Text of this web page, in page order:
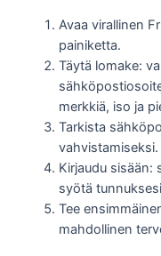
Avaa virallinen
painiketta.
Täytä lomake:
merkkiä, iso ja
Tarkista
Kirjaudu sisään:
syötä
Tee
mahdollinen